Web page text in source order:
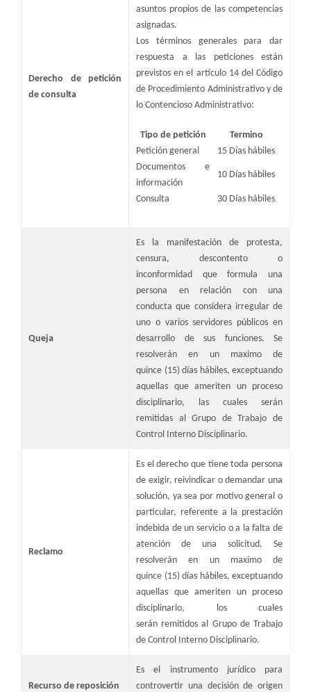
Derecho de petición
de consulta
asuntos propios de las competencias
asignadas.
Los términos generales para dar
respuesta a las peticiones están
previstos en el artículo 14 del Código
de Procedimiento Administrativo y de
lo Contencioso Administrativo:
​​Tipo de petición
​Termino
​Petición general
15 Días hábiles
​Documentos e
información
​10 Días hábiles
​Consulta 30 Días hábiles
​Queja
​Es la manifestación de protesta,
censura, descontento o
inconformidad que formula una
persona en relación con una
conducta que considera irregular de
uno o varios servidores públicos en
desarrollo de sus funciones. Se
resolverán en un maximo de
quince (15) días hábiles, exceptuando
aquellas que ameriten un proceso
disciplinario, las cuales serán
remitidas al Grupo de Trabajo de
Control Interno Disciplinario.
​Reclamo
​Es el derecho que tiene toda persona
de exigir, reivindicar o demandar una
solución, ya sea por motivo general o
particular, referente a la prestación
indebida de un servicio o a la falta de
atención de una solicitud. Se
resolverán en un maximo de
quince (15) días hábiles, exceptuando
aquellas que ameriten un proceso
disciplinario, los cuales
serán remitidos al Grupo de Trabajo
de Control Interno Disciplinario.
​Recurso de reposición
​Es el instrumento jurídico para
controvertir una decisión de origen